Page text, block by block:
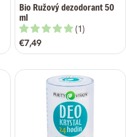
Bio Ružový dezodorant 50
ml
(1)
Bežná
cena
€7,49